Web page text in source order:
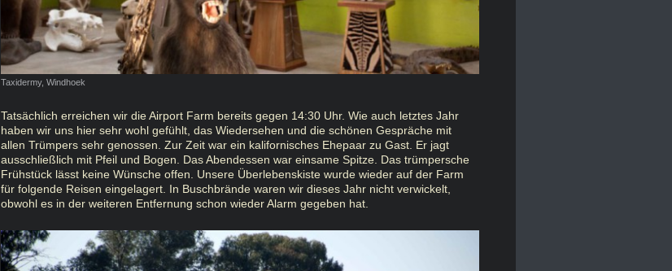
Taxidermy, Windhoek
Tatsächlich erreichen wir die Airport Farm bereits gegen 14:30 Uhr. Wie auch letztes Jahr
haben wir uns hier sehr wohl gefühlt, das Wiedersehen und die schönen Gespräche mit
allen Trümpers sehr genossen. Zur Zeit war ein kalifornisches Ehepaar zu Gast. Er jagt
ausschließlich mit Pfeil und Bogen. Das Abendessen war einsame Spitze. Das trümpersche
Frühstück lässt keine Wünsche offen. Unsere Überlebenskiste wurde wieder auf der Farm
für folgende Reisen eingelagert. In Buschbrände waren wir dieses Jahr nicht verwickelt,
obwohl es in der weiteren Entfernung schon wieder Alarm gegeben hat.